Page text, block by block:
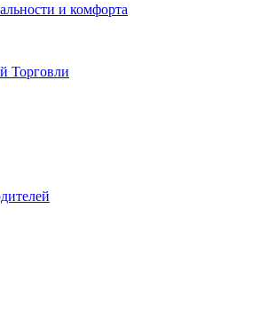
и комфорта
Торговли